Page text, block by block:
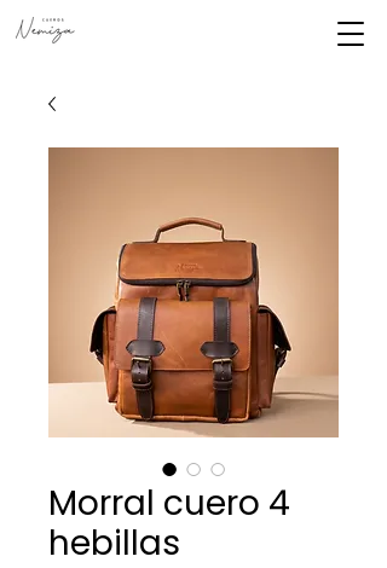
Morral cuero 4
hebillas